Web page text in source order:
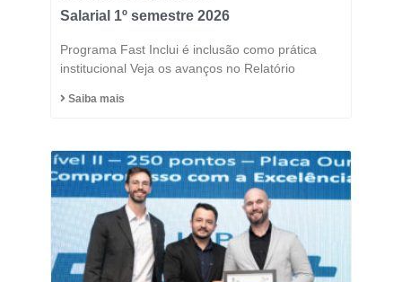
Salarial 1º semestre 2026
Programa Fast Inclui é inclusão como prática
institucional Veja os avanços no Relatório
Saiba mais